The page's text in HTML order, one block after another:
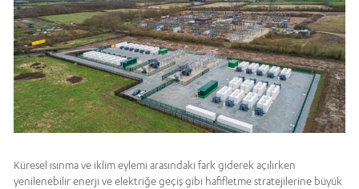
Küresel ısınma ve iklim eylemi arasındaki fark giderek açılırken
yenilenebilir enerji ve elektriğe geçiş gibi hafifletme stratejilerine büyük